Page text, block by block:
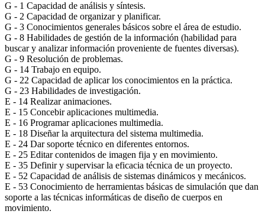
G - 1 Capacidad de análisis y síntesis.
G - 2 Capacidad de organizar y planificar.
G - 3 Conocimientos generales básicos sobre el área de estudio.
G - 8 Habilidades de gestión de la información (habilidad para
buscar y analizar información proveniente de fuentes diversas).
G - 9 Resolución de problemas.
G - 14 Trabajo en equipo.
G - 22 Capacidad de aplicar los conocimientos en la práctica.
G - 23 Habilidades de investigación.
E - 14 Realizar animaciones.
E - 15 Concebir aplicaciones multimedia.
E - 16 Programar aplicaciones multimedia.
E - 18 Diseñar la arquitectura del sistema multimedia.
E - 24 Dar soporte técnico en diferentes entornos.
E - 25 Editar contenidos de imagen fija y en movimiento.
E - 35 Definir y supervisar la eficacia técnica de un proyecto.
E - 52 Capacidad de análisis de sistemas dinámicos y mecánicos.
E - 53 Conocimiento de herramientas básicas de simulación que dan
soporte a las técnicas informáticas de diseño de cuerpos en
movimiento.